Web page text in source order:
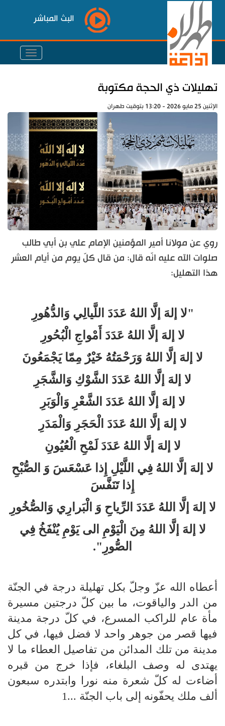
البث المباشر
تهليلات ذي الحجة مكتوبة
الإثنين 25 مايو 2026 - 13:20 بتوقيت طهران
روي عن مولانا أمير المؤمنين الإمام علي بن أبي طالب
صلوات الله عليه انّه قال: من قال كلّ يوم من أيام العشر
هذا التهليل:
"لا إلهَ إلَّا اللهُ عَدَدَ اللَّيالِي وَالدُّهُورِ
لا إلهَ إلَّا اللهُ عَدَدَ أَمْواجِ الْبُحُورِ
لا إلهَ إلَّا اللهُ وَرَحْمَتُهُ خَيْرٌ مِمّا يَجْمَعُونَ
لا إلهَ إلَّا اللهُ عَدَدَ الشَّوْكِ وَالشَّجَرِ
لا إلهَ إلَّا اللهُ عَدَدَ الشَّعْرِ وَالْوَبَرِ
لا إلهَ إلَّا اللهُ عَدَدَ الْحَجَرِ وَالْمَدَرِ
لا إلهَ إلَّا اللهُ عَدَدَ لَمْحِ الْعُيُونِ
لا إلهَ إلَّا اللهُ فِي اللَّيْلِ إِذا عَسْعَسَ وَ الصُّبْحِ
إِذا تَنَفَّسَ
لا إلهَ إلَّا اللهُ عَدَدَ الرِّياحِ وَ الْبَرارِي وَالصُّخُورِ
لا إلهَ إلَّا اللهُ مِنَ الْيَوْمِ الى‏ يَوْمِ يُنْفَخُ فِي
الصُّورِ".
أعطاه الله عزّ وجلّ بكل تهليلة درجة في الجنّة
من الدر والياقوت، ما بين كلّ درجتين مسيرة
مأة عام للراكب المسرع، في كلّ درجة مدينة
فيها قصر من جوهر واحد لا فضل فيها، في كل
مدينة من تلك المدائن من تفاصيل العطاء ما لا
يهتدى له وصف البلغاء، فإذا خرج من قبره
أضاءت له كلّ شعرة منه نورا وابتدره سبعون
ألف ملك يحفّونه إلى باب الجنّة ...1